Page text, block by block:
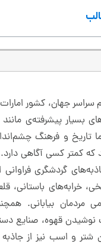
سراسر جهان، کشور
بسیار پیشرفته‌ی
تاریخ و فرهنگ
کمتر کسی آگاهی
گردشگری
خرابه‌های باستانی،
مردمان بیابانی.
قهوه، صنایع
شتر و اسب نیز از